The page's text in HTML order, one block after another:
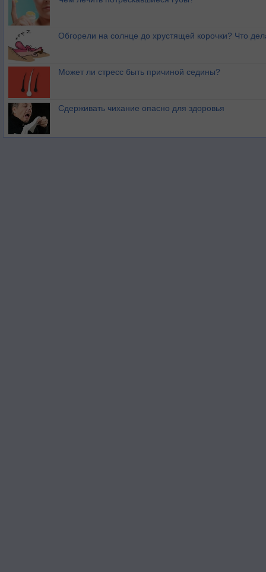
Обгорели на солнце до хрустящей корочки? Что
Может ли стресс быть причиной седины?
Сдерживать чихание опасно для здоровья